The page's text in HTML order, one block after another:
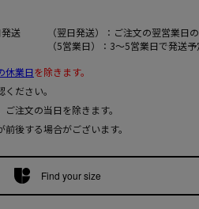
送
（翌日発送）：ご注文の翌営業日
（5営業日）：3～5営業日で発送予
休業日を除きます。
ください。
注文の当日を除きます。
後する場合がございます。
Find your size